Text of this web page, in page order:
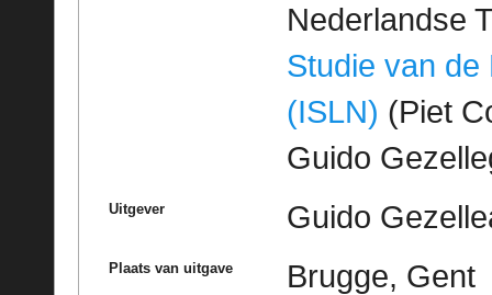
Nederlandse
Studie van de
(ISLN) (Piet
Guido
Uitgever Guido
Plaats van uitgave Brugge, Gent